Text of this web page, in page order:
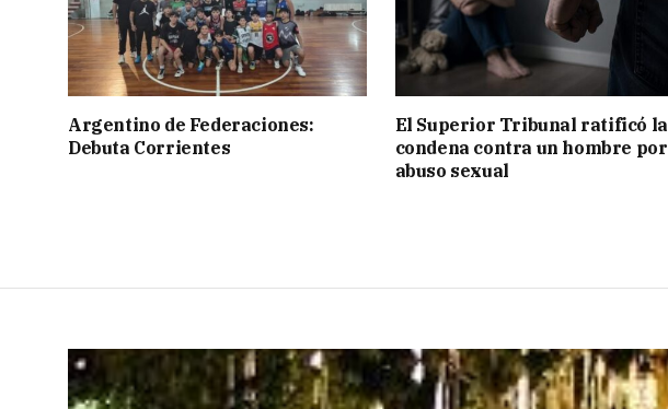
Argentino de Federaciones:
Debuta Corrientes
El Superior Tribunal ratificó la
condena contra un hombre por
abuso sexual